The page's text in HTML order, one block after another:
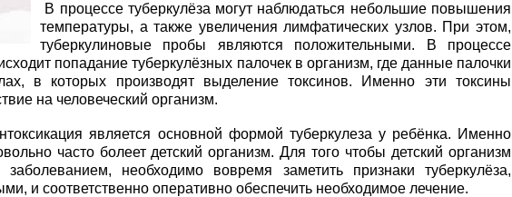
В процессе туберкулёза могут наблюдаться небольшие повышения
температуры, а также увеличения лимфатических узлов. При этом,
туберкулиновые пробы являются положительными. В процессе
попадание туберкулёзных палочек в организм, где данные палочки
в которых производят выделение токсинов. Именно эти токсины
на человеческий организм.
является основной формой туберкулеза у ребёнка. Именно
часто болеет детский организм. Для того чтобы детский организм
необходимо вовремя заметить признаки туберкулёза,
и соответственно оперативно обеспечить необходимое лечение.